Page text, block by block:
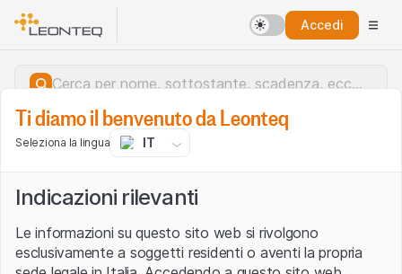
Accedi
Ti diamo il benvenuto da Leonteq
Seleziona la lingua IT
Indicazioni rilevanti
Le informazioni su questo sito web si rivolgono
esclusivamente a soggetti residenti o aventi la propria